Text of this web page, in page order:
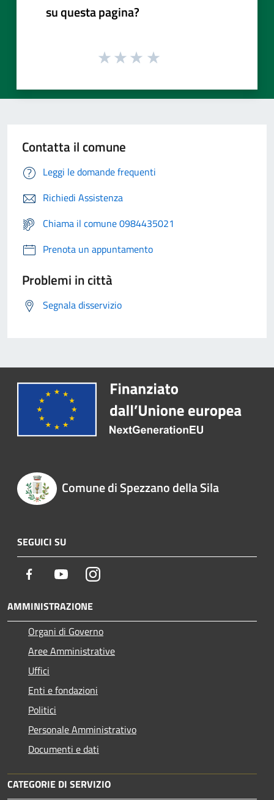
su questa pagina?
Contatta il comune
Leggi le domande frequenti
Richiedi Assistenza
Chiama il comune 0984435021
Prenota un appuntamento
Problemi in città
Segnala disservizio
Comune di Spezzano della Sila
SEGUICI SU
Facebook YoutubeInstagram
AMMINISTRAZIONE
Organi di Governo
Aree Amministrative
Uffici
Enti e fondazioni
Politici
Personale Amministrativo
Documenti e dati
CATEGORIE DI SERVIZIO